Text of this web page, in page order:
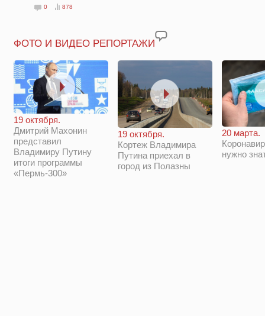
0 878
ФОТО И ВИДЕО РЕПОРТАЖИ
19 октября.
Дмитрий Махонин
представил
Владимиру Путину
итоги программы
«Пермь-300»
19 октября.
Кортеж Владимира
Путина приехал в
город из Полазны
20 марта.
нужно